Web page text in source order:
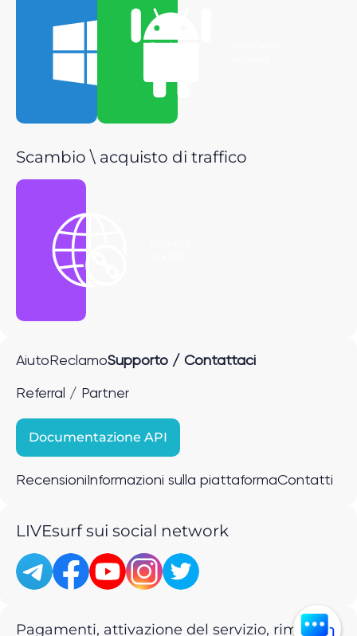
Scarica per
Scambio \ acquisto di traffico
Aiuto ReclamoSupporto / Contattaci
Referral / Partner
Documentazione API
Recensioni Informazioni sulla piattaformaContatti
LIVEsurf sui social network
Pagamenti, attivazione del servizio, rimborsi